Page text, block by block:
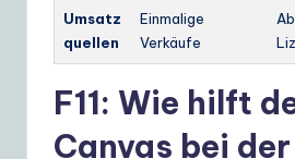
Umsatz
quellen
Einmalige
Verkäufe
F11: Wie hilft
Canvas bei der